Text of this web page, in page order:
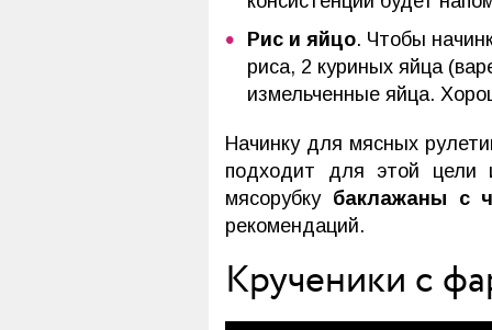
Рис и яйцо. Чтобы
риса, 2 куриных яйца
измельченные яйца.
Начинку для мясных
подходит для этой цели
мясорубку баклажаны с
рекомендаций.
Крученики с